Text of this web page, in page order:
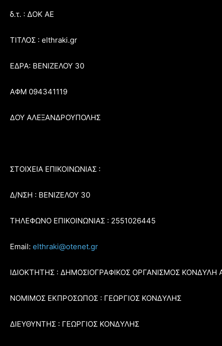
δ.τ. : ΔΟΚ ΑΕ
ΤΙΤΛΟΣ : elthraki.gr
ΕΔΡΑ: ΒΕΝΙΖΕΛΟΥ 30
ΑΦΜ 094341119
ΔΟΥ ΑΛΕΞΑΝΔΡΟΥΠΟΛΗΣ
ΣΤΟΙΧΕΙΑ ΕΠΙΚΟΙΝΩΝΙΑΣ :
Δ/ΝΣΗ : ΒΕΝΙΖΕΛΟΥ 30
ΤΗΛΕΦΩΝΟ ΕΠΙΚΟΙΝΩΝΙΑΣ : 2551026445
Email: elthraki@otenet.gr
ΙΔΙΟΚΤΗΤΗΣ : ΔΗΜΟΣΙΟΓΡΑΦΙΚΟΣ ΟΡΓΑΝΙΣΜΟΣ ΚΟΝΔΥΛΗ
ΝΟΜΙΜΟΣ ΕΚΠΡΟΣΩΠΟΣ : ΓΕΩΡΓΙΟΣ ΚΟΝΔΥΛΗΣ
ΔΙΕΥΘΥΝΤΗΣ : ΓΕΩΡΓΙΟΣ ΚΟΝΔΥΛΗΣ